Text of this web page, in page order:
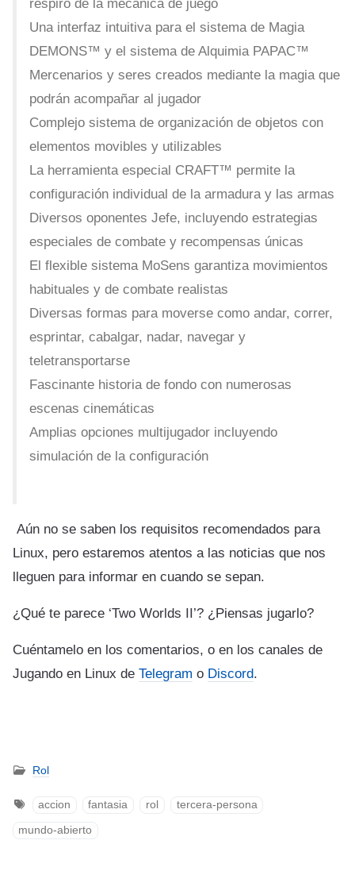
respiro de la mecánica de juego
Una interfaz intuitiva para el sistema de Magia
DEMONS™ y el sistema de Alquimia PAPAC™
Mercenarios y seres creados mediante la magia que
podrán acompañar al jugador
Complejo sistema de organización de objetos con
elementos movibles y utilizables
La herramienta especial CRAFT™ permite la
configuración individual de la armadura y las armas
Diversos oponentes Jefe, incluyendo estrategias
especiales de combate y recompensas únicas
El flexible sistema MoSens garantiza movimientos
habituales y de combate realistas
Diversas formas para moverse como andar, correr,
esprintar, cabalgar, nadar, navegar y
teletransportarse
Fascinante historia de fondo con numerosas
escenas cinemáticas
Amplias opciones multijugador incluyendo
simulación de la configuración
Aún no se saben los requisitos recomendados para
Linux, pero estaremos atentos a las noticias que nos
lleguen para informar en cuando se sepan.
¿Qué te parece ‘Two Worlds II’? ¿Piensas jugarlo?
Cuéntamelo en los comentarios, o en los canales de
Jugando en Linux de Telegram o Discord.
Rol
accion fantasia rol tercera-persona
mundo-abierto